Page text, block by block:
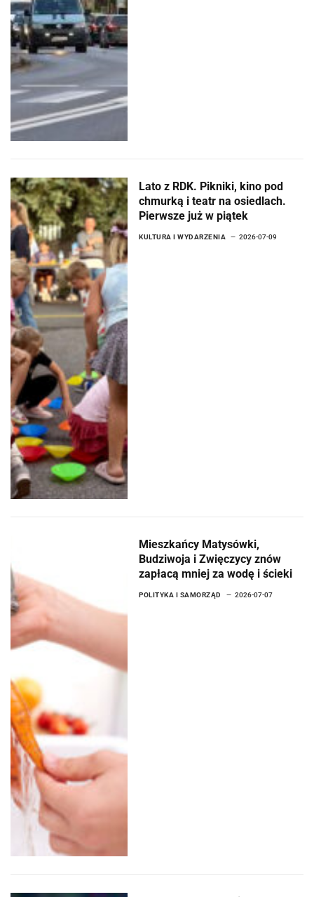
Lato z RDK. Pikniki, kino pod
chmurką i teatr na osiedlach.
Pierwsze już w piątek
KULTURA I WYDARZENIA 2026-07-09
Mieszkańcy Matysówki,
Budziwoja i Zwięczycy znów
zapłacą mniej za wodę i ścieki
POLITYKA I SAMORZĄD 2026-07-07